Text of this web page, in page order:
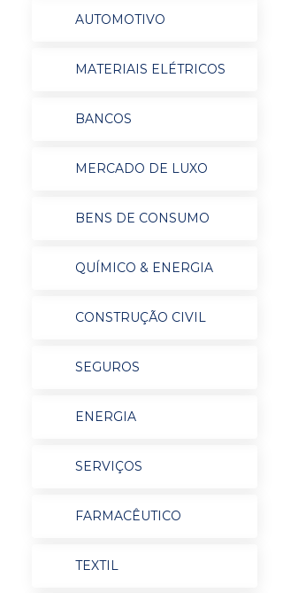
AUTOMOTIVO
MATERIAIS ELÉTRICOS
BANCOS
MERCADO DE LUXO
BENS DE CONSUMO
QUÍMICO & ENERGIA
CONSTRUÇÃO CIVIL
SEGUROS
ENERGIA
SERVIÇOS
FARMACÊUTICO
TEXTIL